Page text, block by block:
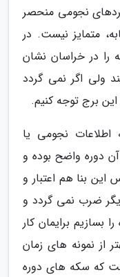
نجومی منحصر
متمایز نیست. در
را در خراسان نشان
ولی اگر نمی گردد
برج توجه کنیم.
اطلاعات نجومی یا
آن دوره واضح بوده و
بنا هم اعتبار و
ضرب نمی گردد و
بسازیم برایمان کار
نمونه های زمان
که سکه های دوره